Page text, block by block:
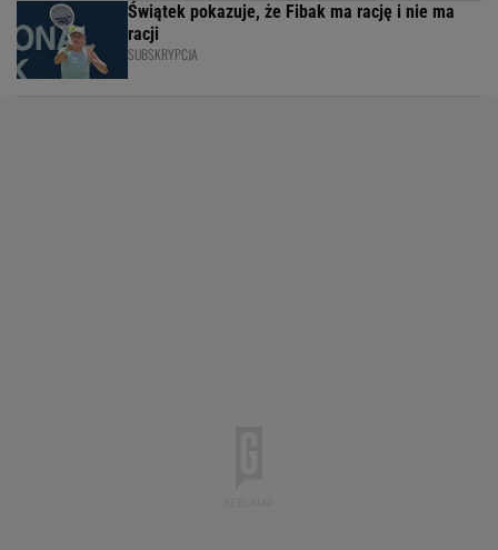
Świątek pokazuje, że Fibak ma rację i nie ma
racji
SUBSKRYPCJA